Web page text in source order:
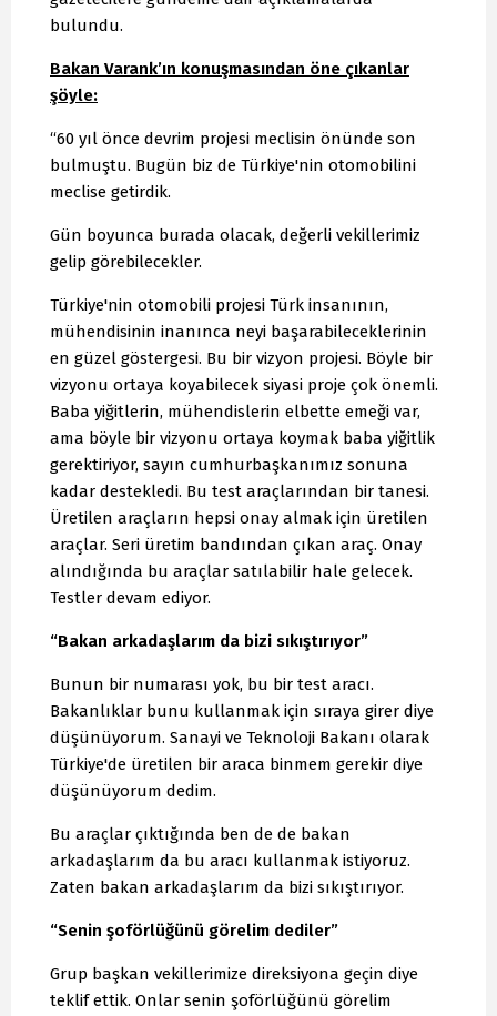
bulundu.
Bakan Varank’ın konuşmasından öne çıkanlar
şöyle:
“60 yıl önce devrim projesi meclisin önünde son
bulmuştu. Bugün biz de Türkiye'nin otomobilini
meclise getirdik.
Gün boyunca burada olacak, değerli vekillerimiz
gelip görebilecekler.
Türkiye'nin otomobili projesi Türk insanının,
mühendisinin inanınca neyi başarabileceklerinin
en güzel göstergesi. Bu bir vizyon projesi. Böyle bir
vizyonu ortaya koyabilecek siyasi proje çok önemli.
Baba yiğitlerin, mühendislerin elbette emeği var,
ama böyle bir vizyonu ortaya koymak baba yiğitlik
gerektiriyor, sayın cumhurbaşkanımız sonuna
kadar destekledi. Bu test araçlarından bir tanesi.
Üretilen araçların hepsi onay almak için üretilen
araçlar. Seri üretim bandından çıkan araç. Onay
alındığında bu araçlar satılabilir hale gelecek.
Testler devam ediyor.
“Bakan arkadaşlarım da bizi sıkıştırıyor”
Bunun bir numarası yok, bu bir test aracı.
Bakanlıklar bunu kullanmak için sıraya girer diye
düşünüyorum. Sanayi ve Teknoloji Bakanı olarak
Türkiye'de üretilen bir araca binmem gerekir diye
düşünüyorum dedim.
Bu araçlar çıktığında ben de de bakan
arkadaşlarım da bu aracı kullanmak istiyoruz.
Zaten bakan arkadaşlarım da bizi sıkıştırıyor.
“Senin şoförlüğünü görelim dediler”
Grup başkan vekillerimize direksiyona geçin diye
teklif ettik. Onlar senin şoförlüğünü görelim